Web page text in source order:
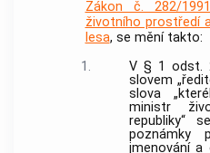
Zákon č. 282/
životního prostředí
lesa, se mění takto:
1.
V § 1 odst.
slovem
slova
ministr
republiky“
jmenování a